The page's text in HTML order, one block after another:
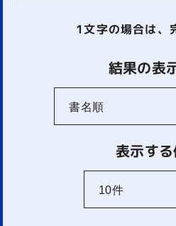
1文字の場合は、
結果の表
表示す